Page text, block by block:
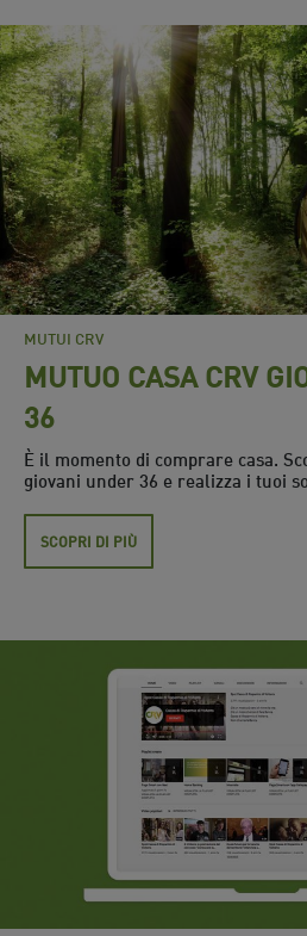
MUTUI CRV
MUTUO CASA CRV
36
È il momento di comprare casa.
giovani under 36 e realizza i tuoi
SCOPRI DI PIÙ